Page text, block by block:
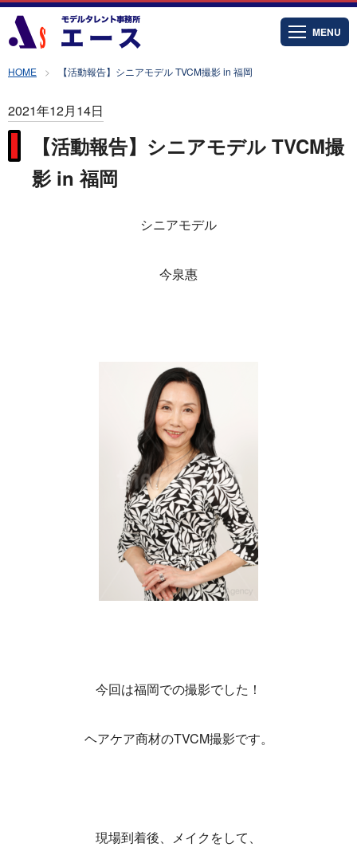
MENU
HOME 【活動報告】シニアモデル TVCM撮影 in 福岡
2021年12月14日
【活動報告】シニアモデル TVCM撮
影 in 福岡
シニアモデル
今泉惠
今回は福岡での撮影でした！
ヘアケア商材のTVCM撮影です。
現場到着後、メイクをして、